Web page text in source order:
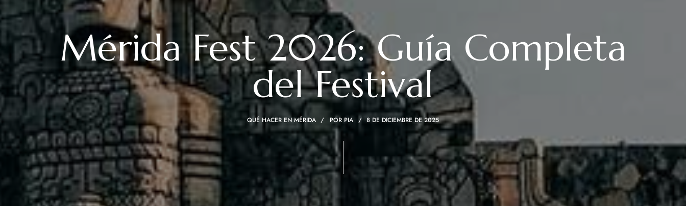
Mérida Fest 2026: Guía Completa
del Festival
QUÉ HACER EN MÉRIDA PORPIA 8 DE DICIEMBRE DE 2025